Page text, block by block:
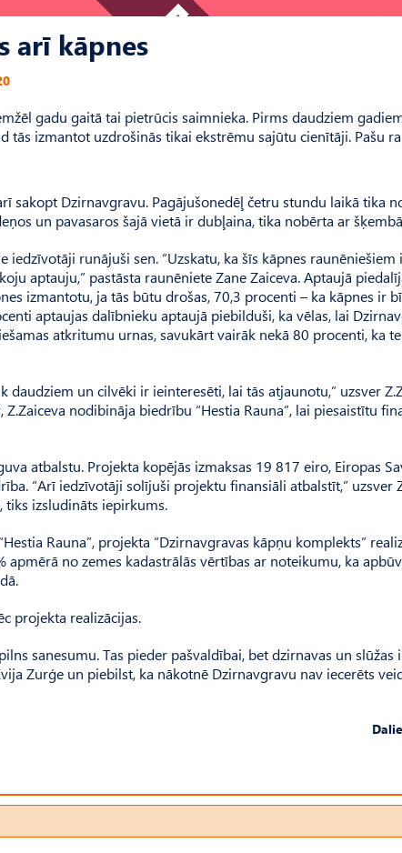
arī kāpnes
gadu gaitā tai pietrūcis saimnieka. Pirms daudziem
tās izmantot uzdrošinās tikai ekstrēmu sajūtu cienītāji. Pašu
sakopt Dzirnavgravu. Pagājušonedēļ četru stundu laikā tika
un pavasaros šajā vietā ir dubļaina, tika nobērta ar
iedzīvotāji runājuši sen. “Uzskatu, ka šīs kāpnes
aptauju,” pastāsta raunēniete Zane Zaiceva. Aptaujā
izmantotu, ja tās būtu drošas, 70,3 procenti – ka kāpnes ir
aptaujas dalībnieku aptaujā piebilduši, ka vēlas, lai
atkritumu urnas, savukārt vairāk nekā 80 procenti, ka
un cilvēki ir ieinteresēti, lai tās atjaunotu,” uzsver
nodibināja biedrību “Hestia Rau­na”, lai piesaistītu
atbalstu. Projekta kopējās izmaksas 19 817 eiro, Eiropas
“Arī iedzīvotāji solījuši projektu finansiāli atbalstīt,” uzsver
tiks izsludināts iepirkums.
Rau­na”, projekta “Dzirnavgravas kāpņu komplekts”
no zemes kadastrālās vērtības ar noteikumu, ka
projekta realizācijas.
sanesumu. Tas pieder pašvaldībai, bet dzirnavas un slūžas
Zurģe un piebilst, ka nākotnē Dzirnavgravu nav iecerēts